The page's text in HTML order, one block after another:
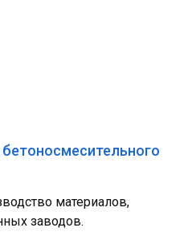
материалов,
заводов.